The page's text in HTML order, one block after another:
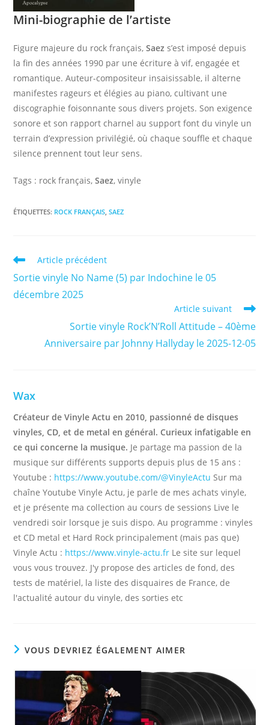
Mini-biographie de l’artiste
Figure majeure du rock français,Saez s’est imposé depuis
la fin des années 1990 par une écriture à vif, engagée et
romantique. Auteur-compositeur insaisissable, il alterne
manifestes rageurs et élégies au piano, cultivant une
discographie foisonnante sous divers projets. Son exigence
sonore et son rapport charnel au support font du vinyle un
terrain d’expression privilégié, où chaque souffle et chaque
silence prennent tout leur sens.
Tags : rock français,Saez, vinyle
ÉTIQUETTES: ROCK FRANÇAIS SAEZ
Read
articles
Article précédent
Sortie vinyle No Name (5) par Indochine le 05
décembre 2025
Article suivant
Sortie vinyle Rock’N’Roll Attitude – 40ème
Anniversaire par Johnny Hallyday le 2025-12-05
Wax
Créateur de Vinyle Actu en 2010, passionné de disques
vinyles, CD, et de metal en général. Curieux infatigable en
ce qui concerne la musique. Je partage ma passion de la
musique sur différents supports depuis plus de 15 ans :
Youtube : https://www.youtube.com/@VinyleActu Sur ma
chaîne Youtube Vinyle Actu, je parle de mes achats vinyle,
et je présente ma collection au cours de sessions Live le
vendredi soir lorsque je suis dispo. Au programme : vinyles
et CD metal et Hard Rock principalement (mais pas que)
Vinyle Actu : https://www.vinyle-actu.fr Le site sur lequel
vous vous trouvez. J'y propose des articles de fond, des
tests de matériel, la liste des disquaires de France, de
l'actualité autour du vinyle, des sorties etc
VOUS DEVRIEZ ÉGALEMENT AIMER